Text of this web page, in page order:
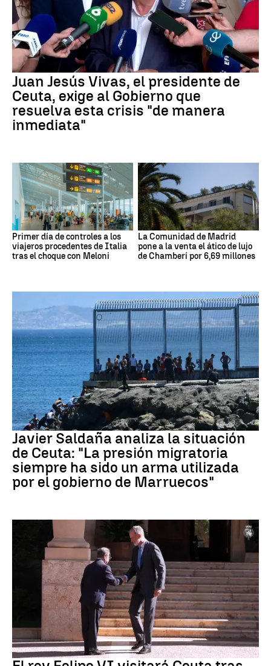
Juan Jesús Vivas, el presidente de
Ceuta, exige al Gobierno que
resuelva esta crisis "de manera
inmediata"
Primer día de controles a los
viajeros procedentes de Italia
tras el choque con Meloni
La Comunidad de Madrid
pone a la venta el ático de lujo
de Chamberí por 6,69 millones
Crisis migratoria Ceuta
Javier Saldaña analiza la situación
de Ceuta: "La presión migratoria
siempre ha sido un arma utilizada
por el gobierno de Marruecos"
Crisis Migratoria